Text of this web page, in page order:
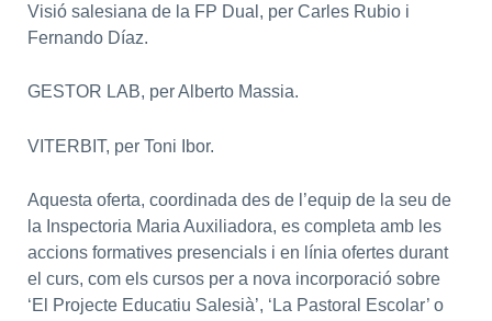
Visió salesiana de la FP Dual, per Carles Rubio i
Fernando Díaz.
GESTOR LAB, per Alberto Massia.
VITERBIT, per Toni Ibor.
Aquesta oferta, coordinada des de l’equip de la seu de
la Inspectoria Maria Auxiliadora, es completa amb les
accions formatives presencials i en línia ofertes durant
el curs, com els cursos per a nova incorporació sobre
‘El Projecte Educatiu Salesià’, ‘La Pastoral Escolar’ o